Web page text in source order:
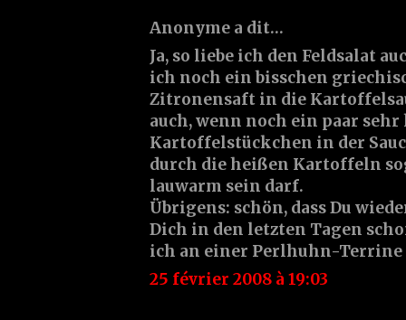
Anonyme a dit…
Ja, so liebe ich den Feldsalat
ich noch ein bisschen
Zitronensaft in die
auch, wenn noch ein paar
Kartoffelstückchen in der
durch die heißen Kartoffeln
lauwarm sein darf.
Übrigens: schön, dass Du
Dich in den letzten Tagen
ich an einer Perlhuhn-Terrine
25 février 2008 à 19:03